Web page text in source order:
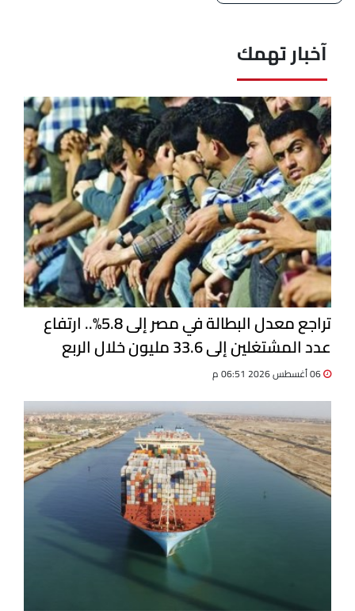
آخبار تهمك
تراجع معدل البطالة في مصر إلى 5.8%.. ارتفاع
عدد المشتغلين إلى 33.6 مليون خلال الربع
الثاني 2026